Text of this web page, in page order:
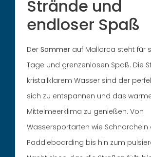
Strände und
endloser Spaß
DerSommer auf Mallorca steht für
Tage und grenzenlosen Spaß. Die
kristallklarem Wasser sind der
sich zu entspannen und das
Mittelmeerklima zu genießen. Von
Wassersportarten wie Schnorcheln
Paddleboarding bis hin zum